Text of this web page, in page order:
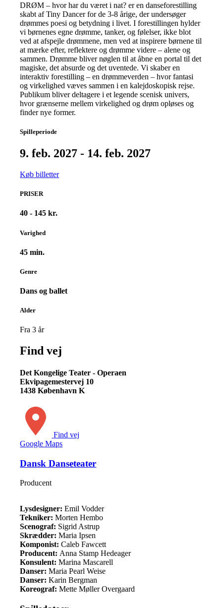
DRØM – hvor har du været i nat? er en danseforestilling
skabt af Tiny Dancer for de 3-8 årige, der undersøger
drømmes poesi og betydning i livet. I forestillingen hylder
vi børnenes egne drømme, tanker, og følelser, ikke blot
ved at afspejle drømmene, men ved at inspirere børnene til
at mærke efter, reflektere og drømme videre – alene og
sammen. Drømme bliver nøglen til at åbne en portal til det
magiske, det absurde og det uventede. Vi skaber en
interaktiv forestilling – en drømmeverden – hvor fantasi
og virkelighed væves sammen i en kalejdoskopisk rejse.
Publikum bliver deltagere i et legende scenisk univers,
hvor grænserne mellem virkelighed og drøm opløses og
finder nye former.
Spilleperiode
9. feb. 2027 - 14. feb. 2027
Køb billetter
PRISER
40 - 145 kr.
Varighed
45 min.
Genre
Dans og ballet
Alder
Fra 3 år
Find vej
Det Kongelige Teater - Operaen
Ekvipagemestervej 10
1438 København K
Find vej
Google Maps
Dansk Danseteater
Producent
Lysdesigner:Emil Vodder
Tekniker:Morten Hembo
Scenograf: Sigrid Astrup
Skrædder:Maria Ipsen
Komponist:Caleb Fawcett
Producent: Anna Stamp Hedeager
Konsulent:Marina Mascarell
Danser:Maria Pearl Weise
Danser:Karin Bergman
Koreograf:Mette Møller Overgaard